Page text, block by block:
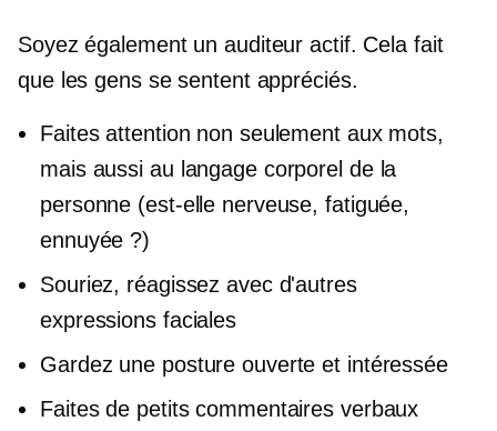
Soyez également un auditeur actif. Cela fait
que les gens se sentent appréciés.
Faites attention non seulement aux mots,
mais aussi au langage corporel de la
personne (est-elle nerveuse, fatiguée,
ennuyée ?)
Souriez, réagissez avec d'autres
expressions faciales
Gardez une posture ouverte et intéressée
Faites de petits commentaires verbaux